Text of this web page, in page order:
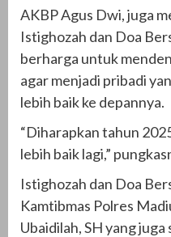
AKBP Agus Dwi, juga
Istighozah dan Doa
berharga untuk
agar menjadi pribadi
lebih baik ke depannya.
“Diharapkan tahun
lebih baik lagi,”
Istighozah dan Doa
Kamtibmas Polres
Ubaidilah, SH yang